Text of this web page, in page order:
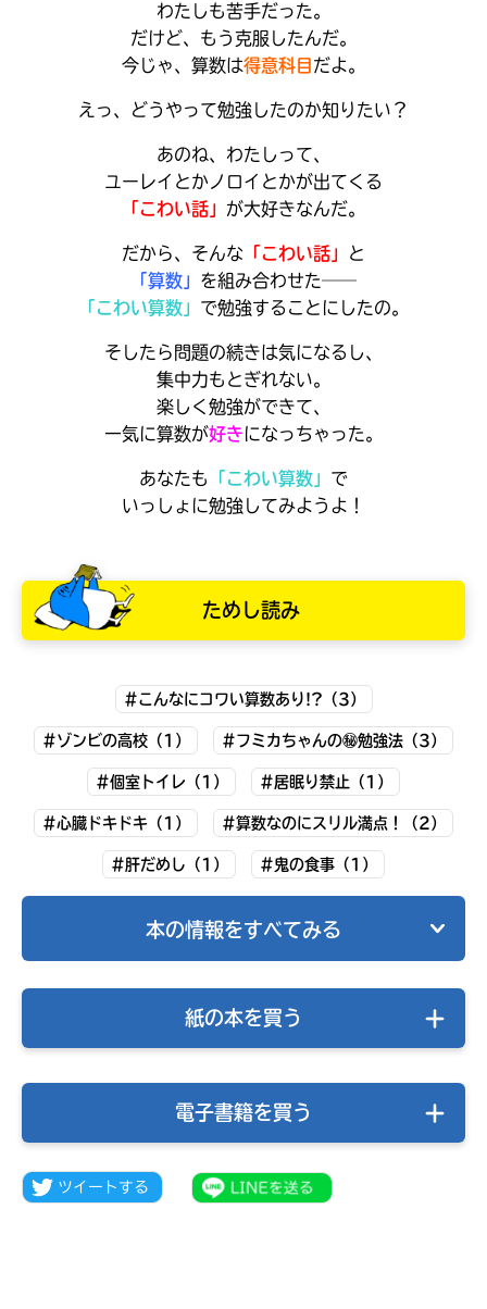
キミノラジオ配信中！
見られる
見られる
ギャラリー
わたしも苦手だった。
だけど、もう克服したんだ。
今じゃ、算数は得意科目 だよ。
えっ、どうやって勉強したのか知りたい？
あのね、わたしって、
ユーレイとかノロイとかが出てくる
「こわい話」 が大好きなんだ。
だから、そんな 「こわい話」
と
「算数」 を組み合わせた──
「こわい算数」 で勉強することにしたの。
そしたら問題の続きは気になるし、
集中力もとぎれない。
楽しく勉強ができて、
一気に算数が好きになっちゃった。
あなたも 「こわい算数」 で
いっしょに勉強してみようよ！
ためし読み
#こんなにコワい算数あり!?（3）
#ゾンビの高校（1） #フミカちゃんの㊙勉強法（3）
#個室トイレ（1） #居眠り禁止（1）
#心臓ドキドキ（1） #算数なのにスリル満点！（2）
#肝だめし（1） #鬼の食事（1）
本の情報をすべてみる
紙の本を買う
電子書籍を買う